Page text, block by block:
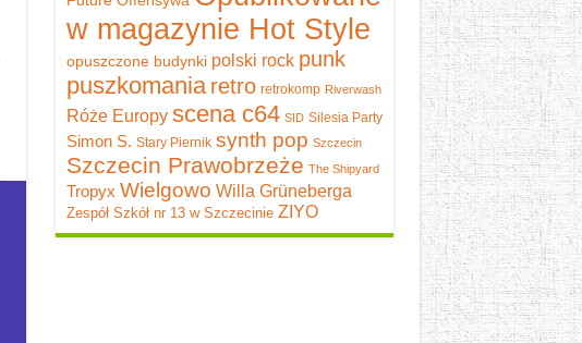
w magazynie Hot Style
opuszczone budynki polski rock punk
puszkomania retro retrokomp Riverwash
Róże Europy scena c64 SID Silesia Party
Simon S. Stary Piernik synth pop Szczecin
Szczecin Prawobrzeże The Shipyard
Tropyx Wielgowo Willa Grüneberga
Zespół Szkół nr 13 w Szczecinie ZIYO